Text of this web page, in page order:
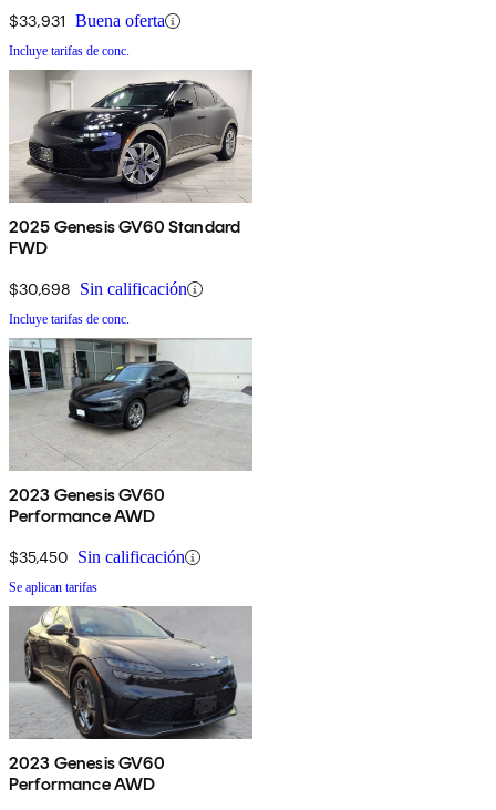
$33,931 Buena oferta
Incluye tarifas de conc.
2025 Genesis GV60 Standard
FWD
$30,698 Sin calificación
Incluye tarifas de conc.
2023 Genesis GV60
Performance AWD
$35,450 Sin calificación
Se aplican tarifas
2023 Genesis GV60
Performance AWD